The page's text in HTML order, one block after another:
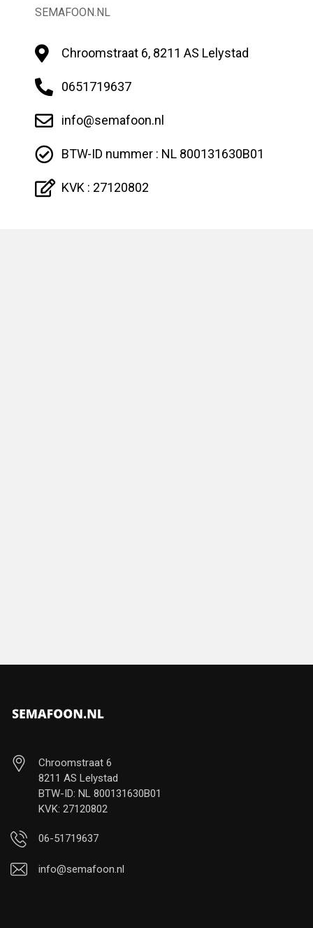
SEMAFOON.NL
Chroomstraat 6, 8211 AS Lelystad
0651719637
info@semafoon.nl
BTW-ID nummer : NL 800131630B01
KVK : 27120802
Chroomstraat 6
8211 AS Lelystad
BTW-ID: NL 800131630B01
KVK: 27120802
06-51719637
info@semafoon.nl